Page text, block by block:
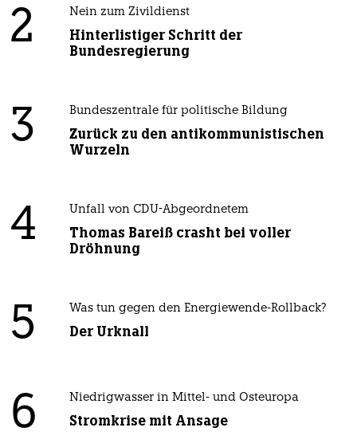
2 Nein zum Zivildienst
Hinterlistiger Schritt der
Bundesregierung
3 Bundeszentrale für politische Bildung
Zurück zu den antikommunistischen
Wurzeln
4 Unfall von CDU-Abgeordnetem
Thomas Bareiß crasht bei voller
Dröhnung
5 Was tun gegen den Energiewende-Rollback?
Der Urknall
6 Niedrigwasser in Mittel- und Osteuropa
Stromkrise mit Ansage